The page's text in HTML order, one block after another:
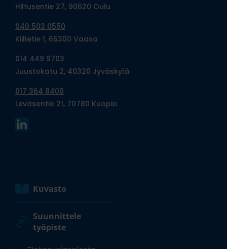
Hiltusentie 27, 90620 Oulu
040 503 0550
Kiilletie 1, 65300 Vaasa
014 449 9703
Juustokatu 2, 40320 Jyväskylä
017 364 8400
Leväsentie 21, 70780 Kuopio
Kuvasto
Suunnittele
työpiste